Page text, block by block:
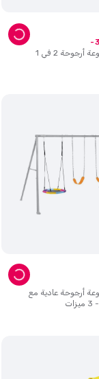
2 في 1
أرجوحة عادية مع